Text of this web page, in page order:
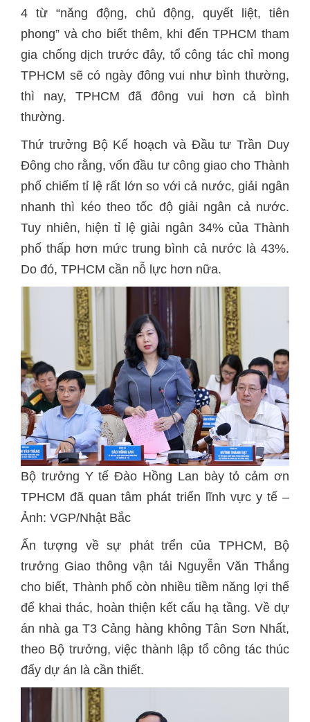
4 từ “năng động, chủ động, quyết liệt, tiên
phong” và cho biết thêm, khi đến TPHCM tham
gia chống dịch trước đây, tổ công tác chỉ mong
TPHCM sẽ có ngày đông vui như bình thường,
thì nay, TPHCM đã đông vui hơn cả bình
thường.
Thứ trưởng Bộ Kế hoạch và Đầu tư Trần Duy
Đông cho rằng, vốn đầu tư công giao cho Thành
phố chiếm tỉ lệ rất lớn so với cả nước, giải ngân
nhanh thì kéo theo tốc độ giải ngân cả nước.
Tuy nhiên, hiện tỉ lệ giải ngân 34% của Thành
phố thấp hơn mức trung bình cả nước là 43%.
Do đó, TPHCM cần nỗ lực hơn nữa.
Bộ trưởng Y tế Đào Hồng Lan bày tỏ cảm ơn
TPHCM đã quan tâm phát triển lĩnh vực y tế –
Ảnh: VGP/Nhật Bắc
Ấn tượng về sự phát trển của TPHCM, Bộ
trưởng Giao thông vận tải Nguyễn Văn Thắng
cho biết, Thành phố còn nhiều tiềm năng lợi thế
để khai thác, hoàn thiện kết cấu hạ tầng. Về dự
án nhà ga T3 Cảng hàng không Tân Sơn Nhất,
theo Bộ trưởng, việc thành lập tổ công tác thúc
đẩy dự án là cần thiết.